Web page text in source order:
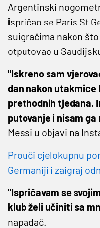
Argentinski
ispričao se Paris St
suigračima nakon
otputovao u
"Iskreno sam
dan nakon utakmice
prethodnih tjedana.
putovanje i nisam
Messi u objavi na
Prouči cjelokupnu
Germaniji i zaigraj
"Ispričavam se
klub želi učiniti sa
napadač.